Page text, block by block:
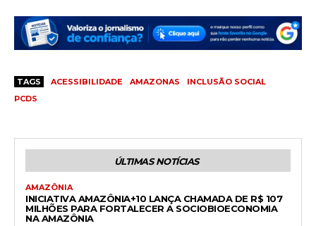
TAGS ACESSIBILIDADE AMAZONAS
INCLUSÃO SOCIAL
PCDS
ÚLTIMAS NOTÍCIAS
AMAZÔNIA
INICIATIVA AMAZÔNIA+10 LANÇA CHAMADA DE R$ 107
MILHÕES PARA FORTALECER A SOCIOBIOECONOMIA
NA AMAZÔNIA